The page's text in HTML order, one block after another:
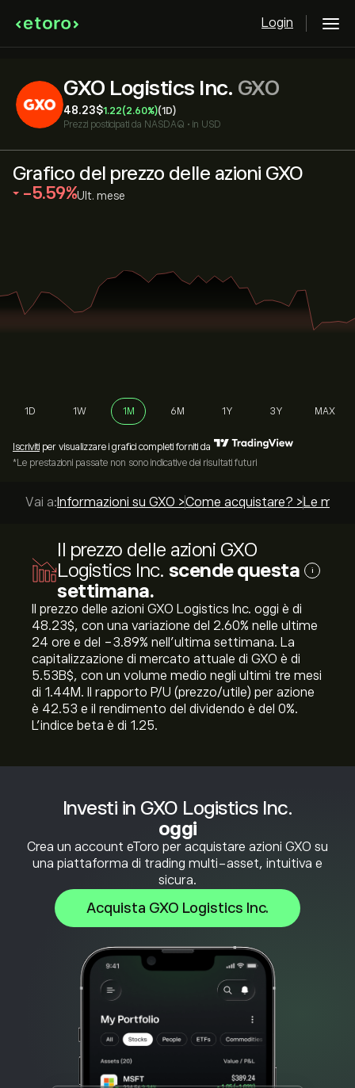
Login
GXO Logistics Inc. GXO
48.23‎$‎1.22(2.60%)(1D)
Prezzi posticipati da NASDAQ • in USD
Investi in GXO Logistics Inc.
oggi
Crea un account eToro per acquistare azioni GXO su
una piattaforma di trading multi-asset, intuitiva e
sicura.
Acquista GXO Logistics Inc.
Grafico del prezzo delle azioni GXO
‎-5.59‎ Ult. mese
1D 1W 1M 6M 1Y 3Y MAX
Iscriviti per visualizzare i grafici completi forniti da
*Le prestazioni passate non sono indicative dei risultati futuri
Vai a: Informazioni su GXO >Come acquistare? > Le
Il prezzo delle azioni GXO
Logistics Inc. scende questa
settimana.
i
Il prezzo delle azioni GXO Logistics Inc. oggi è di
48.23‎$‎, con una variazione del ‎2.60‎% nelle ultime
24 ore e del ‎-3.89‎% nell'ultima settimana. La
capitalizzazione di mercato attuale di GXO è di
5.53B‎$‎, con un volume medio negli ultimi tre mesi
di 1.44M. Il rapporto P/U (prezzo/utile) per azione
è 42.53 e il rendimento del dividendo è del 0%.
L'indice beta è di 1.25.